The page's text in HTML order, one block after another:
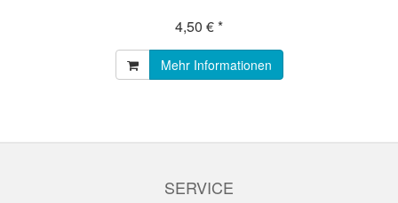
4,50 € *
Mehr Informationen
SERVICE